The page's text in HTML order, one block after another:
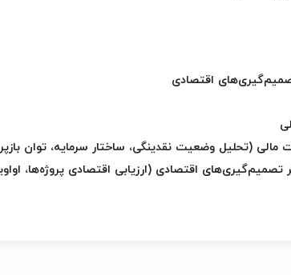
اقتصادی
مالی (تحلیل وضعیت نقدینگی، ساختار سرمایه، توان
تصمیم‌گیری‌های اقتصادی (ارزیابی اقتصادی پروژه‌ها،